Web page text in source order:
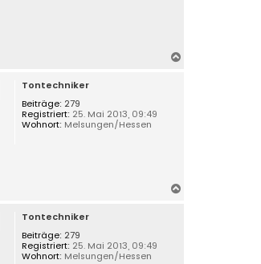
Tontechniker
Beiträge: 279
Registriert: 25. Mai 2013, 09:49
Wohnort: Melsungen/Hessen
Tontechniker
Beiträge: 279
Registriert: 25. Mai 2013, 09:49
Wohnort: Melsungen/Hessen